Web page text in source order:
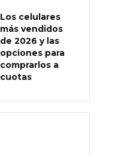
Los celulares
más vendidos
de 2026 y las
opciones para
comprarlos a
cuotas